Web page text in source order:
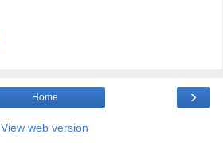
›
Home
View web version